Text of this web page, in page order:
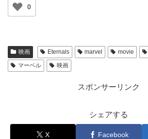
0
映画 Eternals marvel movie
マーベル
映画
スポンサーリンク
シェアする
X Facebook